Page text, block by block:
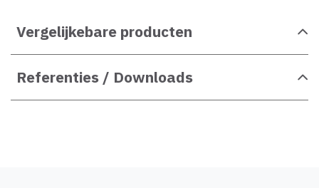
Vergelijkebare producten
Referenties / Downloads